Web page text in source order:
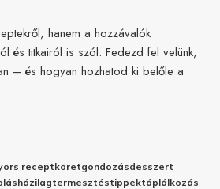
hanem a hozzávalók
és titkairól is szól. Fedezd fel velünk,
– és hogyan hozhatod ki belőle a
receptköretgondozásdesszert
házilagtermesztéstippektáplálkozás